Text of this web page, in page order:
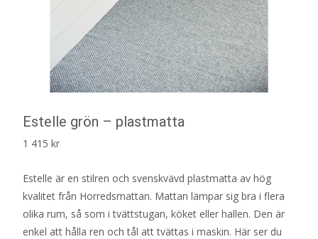
Estelle grön – plastmatta
1 415 kr
Estelle är en stilren och svenskvävd plastmatta av hög
kvalitet från Horredsmattan. Mattan lämpar sig bra i flera
olika rum, så som i tvättstugan, köket eller hallen. Den är
enkel att hålla ren och tål att tvättas i maskin. Här ser du